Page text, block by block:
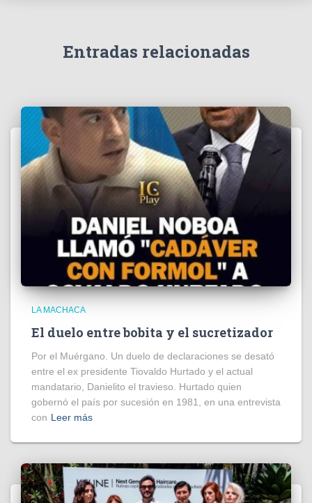
Entradas relacionadas
LA MACHACA
El duelo entre bobita y el sucretizador
Por el Muérgano. Un duelo de declaraciones se desató
entre el ex presidente Tiovaldo Hurtado y el actual
mandatario, Danielito el travieso. Hurtado quien
gobernó el país por sucesión en 1981, en una entrevista
con Leer más